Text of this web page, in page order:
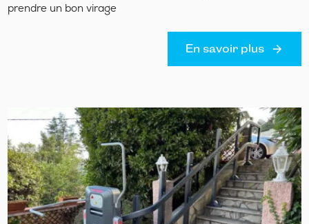
prendre un bon virage
En savoir plus